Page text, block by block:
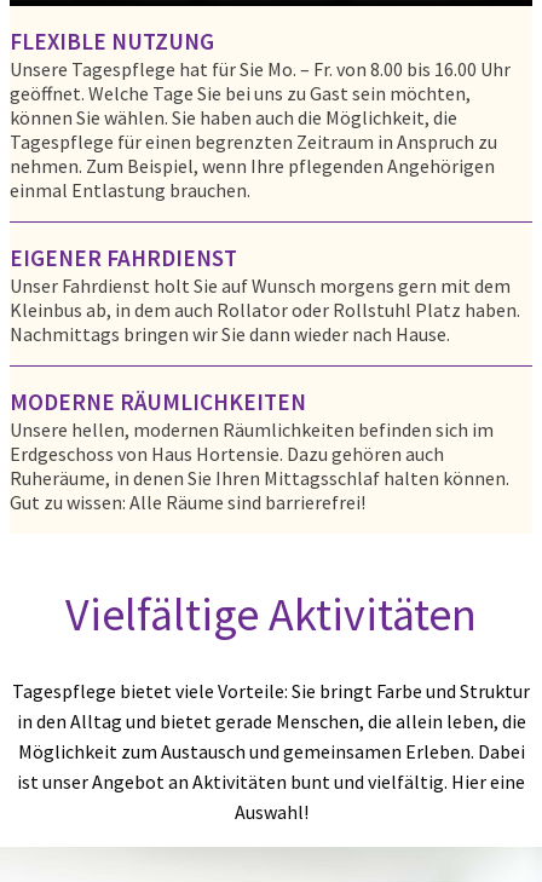
FLEXIBLE NUTZUNG
Unsere Tagespflege hat für Sie Mo. – Fr. von 8.00 bis 16.00 Uhr
geöffnet. Welche Tage Sie bei uns zu Gast sein möchten,
können Sie wählen. Sie haben auch die Möglichkeit, die
Tagespflege für einen begrenzten Zeitraum in Anspruch zu
nehmen. Zum Beispiel, wenn Ihre pflegenden Angehörigen
einmal Entlastung brauchen.
EIGENER FAHRDIENST
Unser Fahrdienst holt Sie auf Wunsch morgens gern mit dem
Kleinbus ab, in dem auch Rollator oder Rollstuhl Platz haben.
Nachmittags bringen wir Sie dann wieder nach Hause.
MODERNE RÄUMLICHKEITEN
Unsere hellen, modernen Räumlichkeiten befinden sich im
Erdgeschoss von Haus Hortensie. Dazu gehören auch
Ruheräume, in denen Sie Ihren Mittagsschlaf halten können.
Gut zu wissen: Alle Räume sind barrierefrei!
Vielfältige Aktivitäten
Tagespflege bietet viele Vorteile: Sie bringt Farbe und Struktur
in den Alltag und bietet gerade Menschen, die allein leben, die
Möglichkeit zum Austausch und gemeinsamen Erleben. Dabei
ist unser Angebot an Aktivitäten bunt und vielfältig. Hier eine
Auswahl!